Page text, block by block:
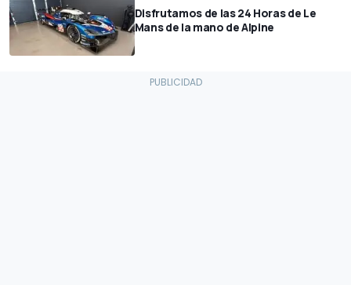
Disfrutamos de las 24 Horas de Le
Mans de la mano de Alpine